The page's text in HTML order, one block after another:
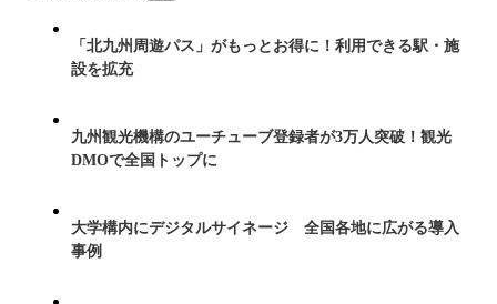
「北九州周遊パス」がもっとお得に！利用できる駅・施
設を拡充
九州観光機構のユーチューブ登録者が3万人突破！観光
DMOで全国トップに
大学構内にデジタルサイネージ 全国各地に広がる導入
事例